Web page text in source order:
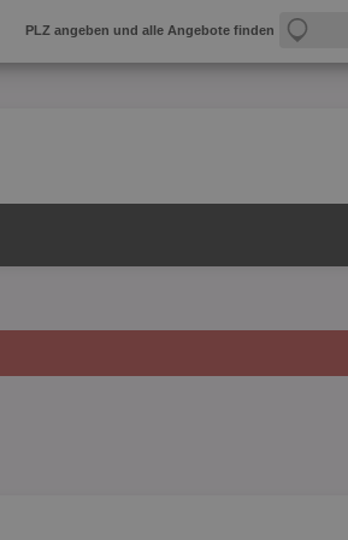
PLZ angeben und alle Angebote finden